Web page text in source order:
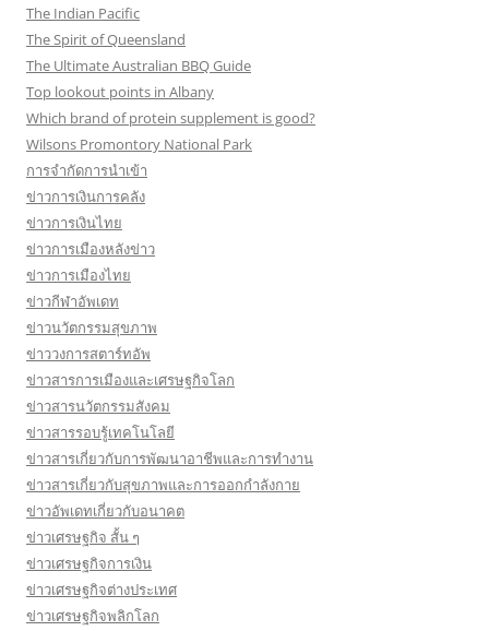
The Indian Pacific
The Spirit of Queensland
The Ultimate Australian BBQ Guide
Top lookout points in Albany
Which brand of protein supplement is good?
Wilsons Promontory National Park
การจำกัดการนำเข้า
ข่าวการเงินการคลัง
ข่าวการเงินไทย
ข่าวการเมืองหลังข่าว
ข่าวการเมืองไทย
ข่าวกีฬาอัพเดท
ข่าวนวัตกรรมสุขภาพ
ข่าววงการสตาร์ทอัพ
ข่าวสารการเมืองและเศรษฐกิจโลก
ข่าวสารนวัตกรรมสังคม
ข่าวสารรอบรู้เทคโนโลยี
ข่าวสารเกี่ยวกับการพัฒนาอาชีพและการทำงาน
ข่าวสารเกี่ยวกับสุขภาพและการออกกำลังกาย
ข่าวอัพเดทเกี่ยวกับอนาคต
ข่าวเศรษฐกิจ สั้น ๆ
ข่าวเศรษฐกิจการเงิน
ข่าวเศรษฐกิจต่างประเทศ
ข่าวเศรษฐกิจพลิกโลก